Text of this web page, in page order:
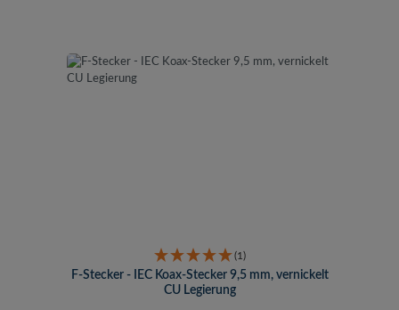
(1)
F-Stecker - IEC Koax-Stecker 9,5 mm, vernickelt
CU Legierung